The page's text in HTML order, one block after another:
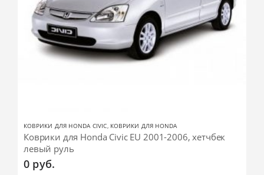
КОВРИКИ ДЛЯ HONDA CIVIC, КОВРИКИ ДЛЯ HONDA
Коврики для Honda Civic EU 2001-2006, хетчбек
левый руль
0 руб.